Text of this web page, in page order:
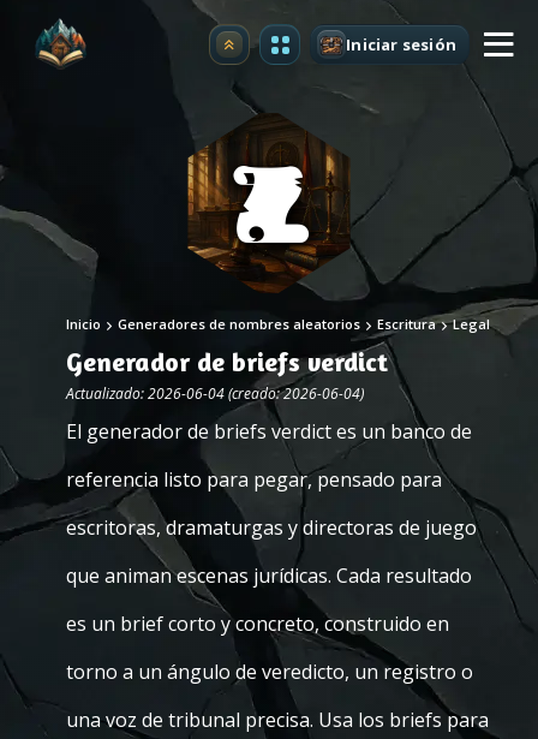
Mejorar Iniciar sesión
Inicio Generadores de nombres aleatorios Escritura Legal
Generador de briefs verdict
Actualizado: 2026-06-04 (creado: 2026-06-04)
El generador de briefs verdict es un banco de
referencia listo para pegar, pensado para
escritoras, dramaturgas y directoras de juego
que animan escenas jurídicas. Cada resultado
es un brief corto y concreto, construido en
torno a un ángulo de veredicto, un registro o
una voz de tribunal precisa. Usa los briefs para